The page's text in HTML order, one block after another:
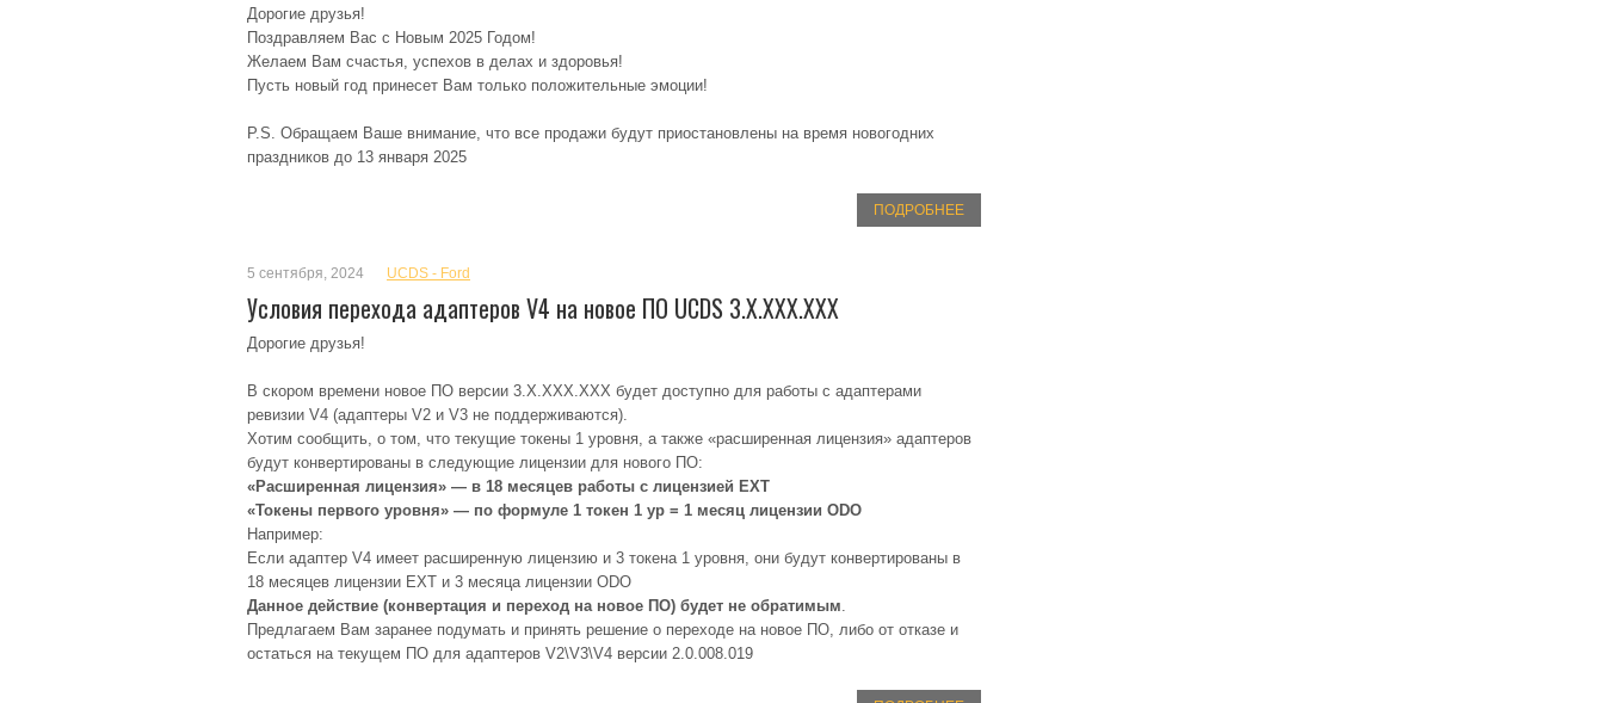
Дорогие друзья!
Поздравляем Вас с Новым 2025 Годом!
Желаем Вам счастья, успехов в делах и здоровья!
Пусть новый год принесет Вам только положительные эмоции!
P.S. Обращаем Ваше внимание, что все продажи будут приостановлены на время новогодних
праздников до 13 января 2025
ПОДРОБНЕЕ
5 сентября, 2024 UCDS - Ford
Условия перехода адаптеров V4 на новое ПО UCDS 3.X.XXX.XXX
Дорогие друзья!
В скором времени новое ПО версии 3.X.XXX.XXX будет доступно для работы с адаптерами
ревизии V4 (адаптеры V2 и V3 не поддерживаются).
Хотим сообщить, о том, что текущие токены 1 уровня, а также «расширенная лицензия» адаптеров
будут конвертированы в следующие лицензии для нового ПО:
«Расширенная лицензия» — в 18 месяцев работы с лицензией EXT
«Токены первого уровня» — по формуле 1 токен 1 ур = 1 месяц лицензии ODO
Например:
Если адаптер V4 имеет расширенную лицензию и 3 токена 1 уровня, они будут конвертированы в
18 месяцев лицензии EXT и 3 месяца лицензии ODO
Данное действие (конвертация и переход на новое ПО) будет не обратимым.
Предлагаем Вам заранее подумать и принять решение о переходе на новое ПО, либо от отказе и
остаться на текущем ПО для адаптеров V2\V3\V4 версии 2.0.008.019